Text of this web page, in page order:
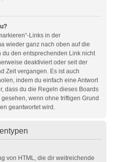
Links in der
wieder ganz nach oben auf die
du den entsprechenden Link nicht
deaktiviert oder seit der
Zeit vergangen. Es ist auch
indem du einfach eine Antwort
dass du die Regeln dieses Boards
wenn ohne triftigen Grund
geantwortet wird.
von HTML, die dir weitreichende